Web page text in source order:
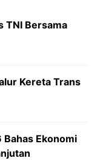
TNI Bersama
Kereta Trans
Ekonomi